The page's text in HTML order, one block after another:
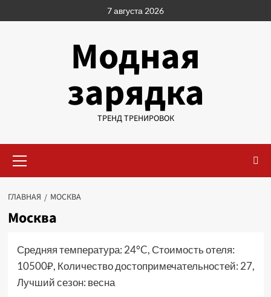
к
7 августа 2026
Модная
зарядка
ТРЕНД ТРЕНИРОВОК
меню
ГЛАВНАЯ МОСКВА
Москва
Средняя температура: 24°C, Стоимость отеля:
10500₽, Количество достопримечательностей: 27,
Лучший сезон: весна